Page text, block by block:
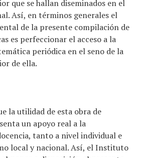
que se hallan diseminados en el
Así, en términos generales el
de la presente compilación de
es perfeccionar el acceso a la
periódica en el seno de la
de ella.
la utilidad de esta obra de
un apoyo real a la
tanto a nivel individual e
local y nacional. Así, el Instituto